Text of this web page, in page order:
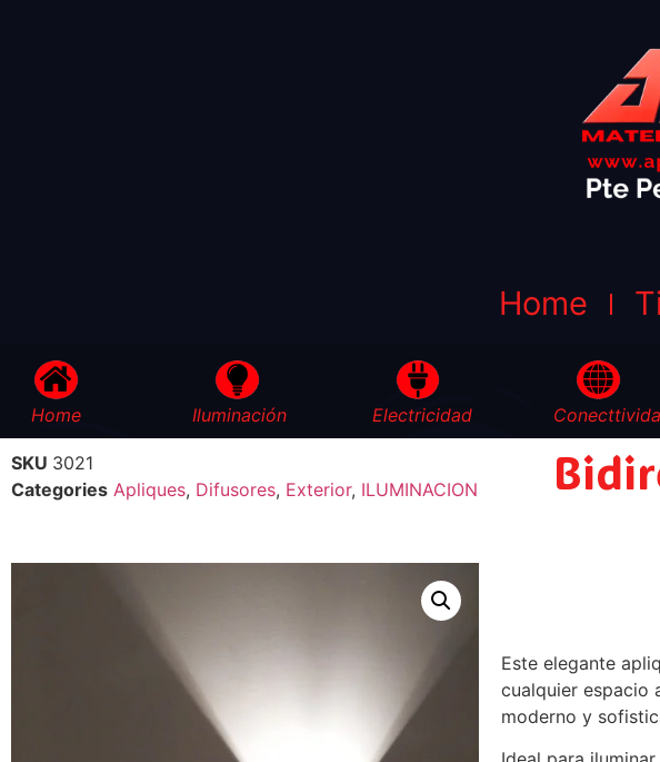
Home
Home Iluminación Electricidad
SKU 3021
Categories Apliques, Difusores, Exterior, ILUMINACION
Este elegante
cualquier espacio
moderno y